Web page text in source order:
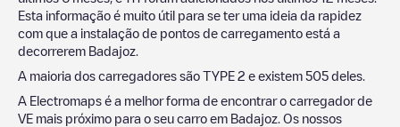
Esta informação é muito útil para se ter uma ideia da rapidez
com que a instalação de pontos de carregamento está a
decorrerem Badajoz
A maioria dos carregadores são TYPE 2 e existem 505 deles.
A Electromaps é a melhor forma de encontrar o carregador de
VE mais próximo para o seu carro em Badajoz . Os nossos